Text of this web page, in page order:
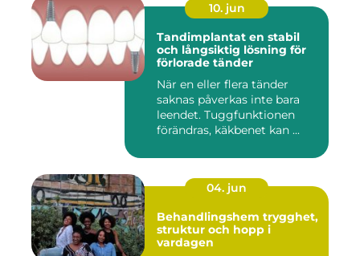
10. jun
Tandimplantat en stabil
och långsiktig lösning för
förlorade tänder
När en eller flera tänder
saknas påverkas inte bara
leendet. Tuggfunktionen
förändras, käkbenet kan ...
04. jun
Behandlingshem trygghet,
struktur och hopp i
vardagen